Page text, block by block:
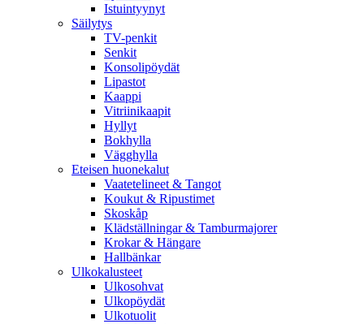
Istuintyynyt
Säilytys
TV-penkit
Senkit
Konsolipöydät
Lipastot
Kaappi
Vitriinikaapit
Hyllyt
Bokhylla
Vägghylla
Eteisen huonekalut
Vaatetelineet & Tangot
Koukut & Ripustimet
Skoskåp
Klädställningar & Tamburmajorer
Krokar & Hängare
Hallbänkar
Ulkokalusteet
Ulkosohvat
Ulkopöydät
Ulkotuolit